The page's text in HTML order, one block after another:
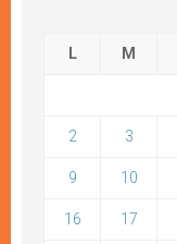
L M
2 3
9 10
16 17